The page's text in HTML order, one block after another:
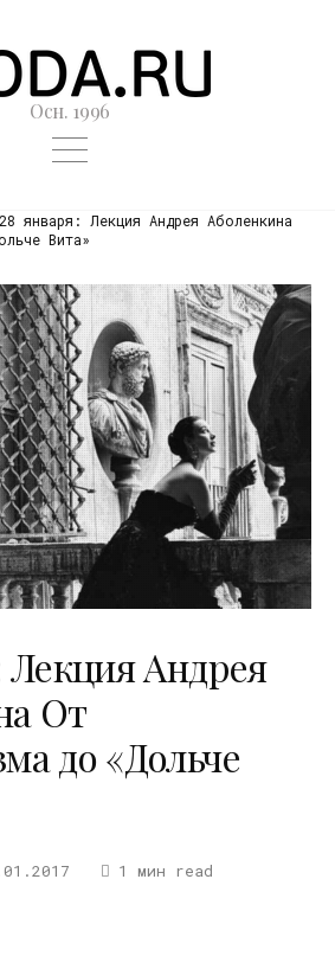
Осн. 1996
28 января: Лекция Андрея Аболенкина
Вита»
Лекция Андрея
От
до «Дольче
1 мин read